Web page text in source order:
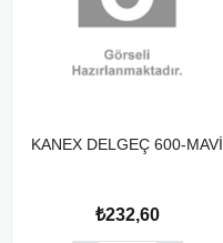
KANEX DELGEÇ 600-MAVİ
₺232,60